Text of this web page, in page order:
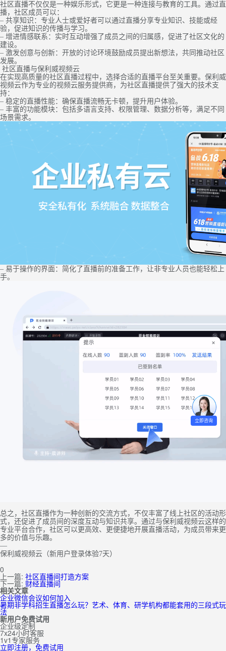
社区直播不仅仅是一种娱乐形式，它更是一种连接与教育的工具。通过直
播，社区成员可以：
– 共享知识：专业人士或爱好者可以通过直播分享专业知识、技能或经
验，促进知识的传播与学习。
– 增进情感联系：实时互动增强了成员之间的归属感，促进了社区文化的
建设。
– 激发创意与创新：开放的讨论环境鼓励成员提出新想法，共同推动社区
发展。
社区直播与保利威视频云
在实现高质量的社区直播过程中，选择合适的直播平台至关重要。保利威
视频云作为专业的视频云服务提供商，为社区直播提供了强大的技术支
持：
– 稳定的直播性能：确保直播流畅无卡顿，提升用户体验。
– 丰富的功能模块：包括多语言支持、权限管理、数据分析等，满足不同
场景需求。
– 易于操作的界面：简化了直播前的准备工作，让非专业人员也能轻松上
手。
总之，社区直播作为一种创新的交流方式，不仅丰富了线上社区的活动形
式，还促进了成员间的深度互动与知识共享。通过与保利威视频云这样的
专业平台合作，社区可以更高效、更便捷地开展直播活动，为成员带来更
多的价值与乐趣。
—
保利威视频云（新用户登录体验7天）
0
上一篇: 社区直播间打造方案
下一篇: 财经直播间
相关文章
企业微信会议如何加入
暑期非学科招生直播怎么玩？艺术、体育、研学机构都能套用的三段式玩
法
新用户免费试用
企业级定制
7x24小时客服
1v1专家服务
立即注册，免费试用
立即咨询